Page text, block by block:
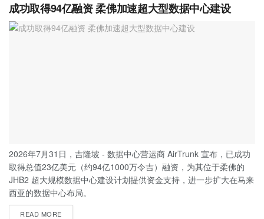
成功取得94亿融资 柔佛加速超大型数据中心建设
2026年7月31日，吉隆坡 - 数据中心营运商 AirTrunk 宣布，已成功
取得总值23亿美元（约94亿1000万令吉）融资，为其位于柔佛的
JHB2 超大规模数据中心建设计划提供资金支持，进一步扩大在马来
西亚的数据中心布局。
READ MORE